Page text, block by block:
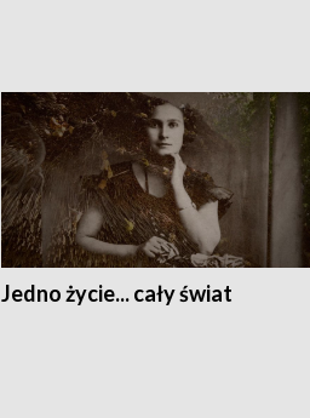
Jedno życie... cały świat